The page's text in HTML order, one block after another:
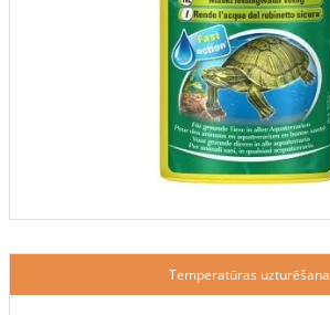
Temperatūras uzturēšana